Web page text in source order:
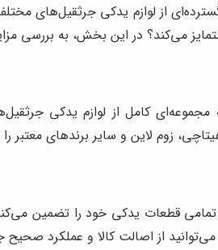
از لوازم یدکی جرثقیل‌های
متمایز می‌کند؟ در این بخش، به بررسی
مجموعه‌ای کامل از لوازم یدکی
هیتاچی، زوم لاین و سایر برندهای
قطعات یدکی خود را تضمین
می‌توانید از اصالت کالا و عملکرد